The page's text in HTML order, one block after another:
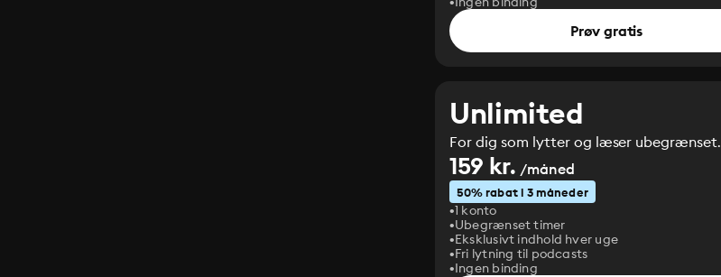
Prøv gratis
Unlimited
For dig som lytter og læser ubegrænset.
159 kr. /måned
50% rabat i 3 måneder
1 konto
Ubegrænset timer
Eksklusivt indhold hver uge
Fri lytning til podcasts
Ingen binding